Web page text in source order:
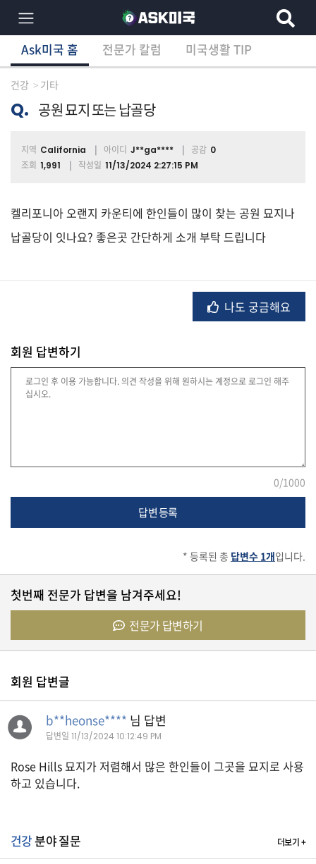
×
분
별
상
담
체
민/
법
부
재
테
크
학/
교
육
강
행/
취
Ask미국 홈 전문가 칼럼 미국생활 TIP
Ask미국 홈 전문가 칼럼 미국생활 TIP
건강 기타
Q. 공원 묘지 또는 납골당
지역 California 아이디 J**ga**** 공감 0
조회 1,991 작성일 11/13/2024 2:27:15 PM
켈리포니아 오랜지 카운티에 한인들이 많이 찾는 공원 묘지나
납골당이 잇나요? 좋은곳 간단하게 소개 부탁 드립니다
나도 궁금해요
회원 답변하기
0/1000
답변 등록
* 등록된 총 답변수 1개입니다.
첫번째 전문가 답변을 남겨주세요!
전문가 답변하기
회원 답변글
b**heonse**** 님 답변
답변일 11/13/2024 10:12:49 PM
Rose Hills 묘지가 저렴해서 많은 한인들이 그곳을 묘지로 사용
하고 있습니다.
건강분야 질문 더보기 +